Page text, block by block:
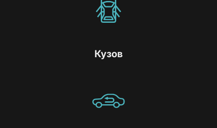
Кузов